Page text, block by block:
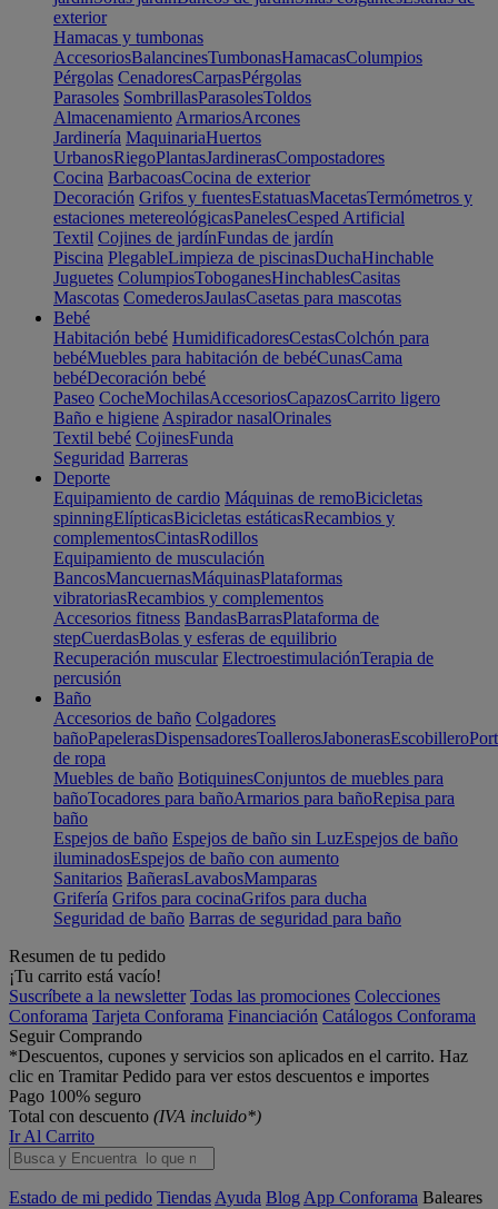
exterior
Hamacas y tumbonas
AccesoriosBalancinesTumbonasHamacasColumpios
Pérgolas CenadoresCarpasPérgolas
Parasoles SombrillasParasolesToldos
Almacenamiento ArmariosArcones
Jardinería MaquinariaHuertos
UrbanosRiegoPlantasJardinerasCompostadores
Cocina BarbacoasCocina de exterior
Decoración Grifos y fuentesEstatuasMacetasTermómetros y
estaciones metereológicasPanelesCesped Artificial
Textil Cojines de jardínFundas de jardín
Piscina PlegableLimpieza de piscinasDuchaHinchable
Juguetes ColumpiosToboganesHinchablesCasitas
Mascotas ComederosJaulasCasetas para mascotas
Bebé
Habitación bebé HumidificadoresCestasColchón para
bebéMuebles para habitación de bebéCunasCama
bebéDecoración bebé
Paseo CocheMochilasAccesoriosCapazosCarrito ligero
Baño e higiene Aspirador nasalOrinales
Textil bebé CojinesFunda
Seguridad Barreras
Deporte
Equipamiento de cardio Máquinas de remoBicicletas
spinningElípticasBicicletas estáticasRecambios y
complementosCintasRodillos
Equipamiento de musculación
BancosMancuernasMáquinasPlataformas
vibratoriasRecambios y complementos
Accesorios fitness BandasBarrasPlataforma de
stepCuerdasBolas y esferas de equilibrio
Recuperación muscular ElectroestimulaciónTerapia de
percusión
Baño
Accesorios de baño Colgadores
bañoPapelerasDispensadoresToallerosJabonerasEscobillero
de ropa
Muebles de baño BotiquinesConjuntos de muebles para
bañoTocadores para bañoArmarios para bañoRepisa para
baño
Espejos de baño Espejos de baño sin LuzEspejos de baño
iluminadosEspejos de baño con aumento
Sanitarios BañerasLavabosMamparas
Grifería Grifos para cocinaGrifos para ducha
Seguridad de baño Barras de seguridad para baño
Resumen de tu pedido
¡Tu carrito está vacío!
Suscríbete a la newsletter Todas las promociones Colecciones
Conforama Tarjeta Conforama Financiación Catálogos Conforama
Seguir Comprando
*Descuentos, cupones y servicios son aplicados en el carrito. Haz
clic en Tramitar Pedido para ver estos descuentos e importes
Pago 100% seguro
Total con descuento (IVA incluido*)
Ir Al Carrito
Estado de mi pedido Tiendas Ayuda Blog App Conforama Baleares